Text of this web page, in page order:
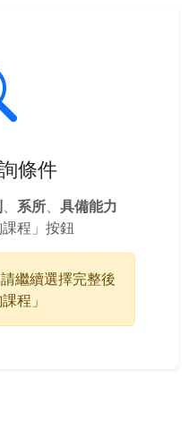
條件
、 系所、 具備能力
程」按鈕
繼續選擇完整後
程」